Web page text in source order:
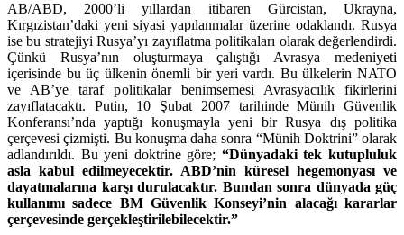
AB/ABD, 2000’li yıllardan itibaren Gürcistan, Ukrayna,
Kırgızistan’daki yeni siyasi yapılanmalar üzerine odaklandı. Rusya
ise bu stratejiyi Rusya’yı zayıflatma politikaları olarak değerlendirdi.
Çünkü Rusya’nın oluşturmaya çalıştığı Avrasya medeniyeti
içerisinde bu üç ülkenin önemli bir yeri vardı. Bu ülkelerin NATO
ve AB’ye taraf politikalar benimsemesi Avrasyacılık fikirlerini
zayıflatacaktı. Putin, 10 Şubat 2007 tarihinde Münih Güvenlik
Konferansı’nda yaptığı konuşmayla yeni bir Rusya dış politika
çerçevesi çizmişti. Bu konuşma daha sonra “Münih Doktrini” olarak
adlandırıldı. Bu yeni doktrine göre; “Dünyadaki tek kutupluluk
asla kabul edilmeyecektir. ABD’nin küresel hegemonyası ve
dayatmalarına karşı durulacaktır. Bundan sonra dünyada güç
kullanımı sadece BM Güvenlik Konseyi’nin alacağı kararlar
çerçevesinde gerçekleştirilebilecektir.”